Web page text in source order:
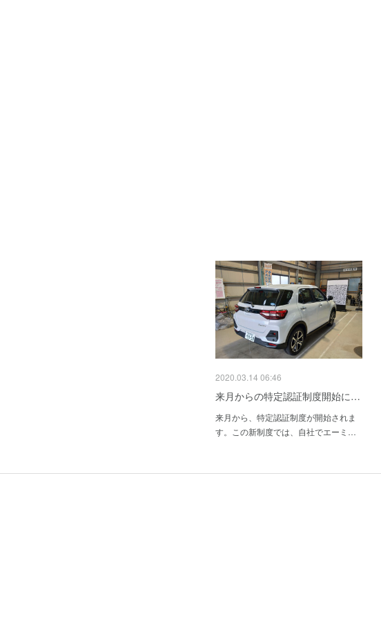
2020.03.14 06:46
来月からの特定認証制度開始に…
来月から、特定認証制度が開始されま
す。この新制度では、自社でエーミ…